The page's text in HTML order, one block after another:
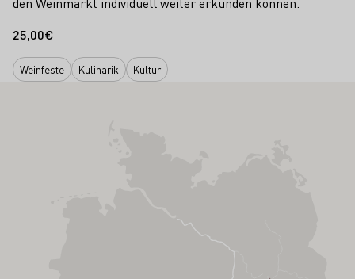
25,00€
Weinfeste Kulinarik Kultur